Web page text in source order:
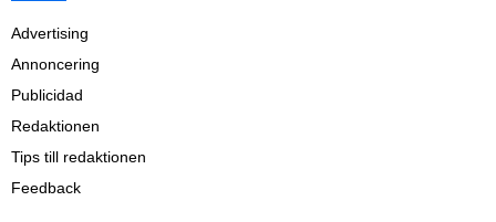
Advertising
Annoncering
Publicidad
Redaktionen
Tips till redaktionen
Feedback